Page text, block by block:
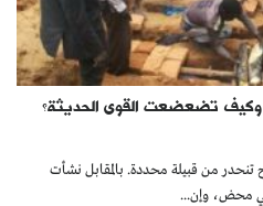
تضعضعت القوى الحديثة؟
تنحدر من قبيلة محددة. بالمقابل نشأت
محض، وإن...